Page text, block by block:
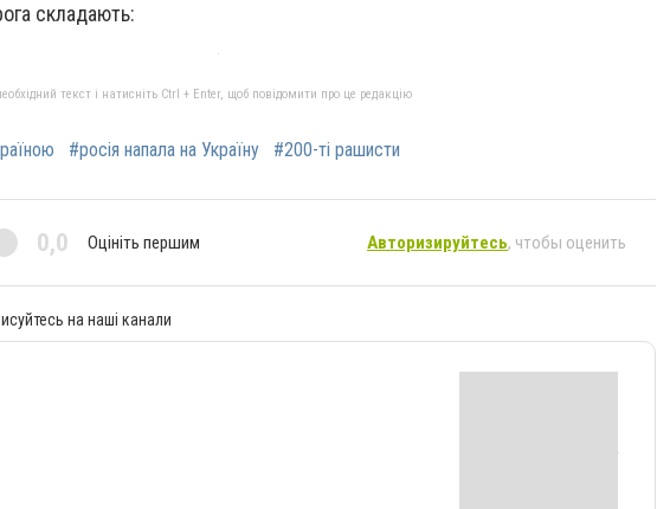
складають:
текст і натисніть Ctrl + Enter, щоб повідомити про це редакцію
#росія напала на Україну #200-ті рашисти
0,0 Оцініть першим Авторизируйтесь, чтобы оценить
на наші канали